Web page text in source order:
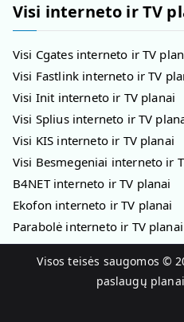
Visi interneto ir TV
Visi Cgates interneto ir TV
Visi Fastlink interneto ir TV
Visi Init interneto ir TV planai
Visi Splius interneto ir TV
Visi KIS interneto ir TV planai
Visi Besmegeniai interneto ir
B4NET interneto ir TV planai
Ekofon interneto ir TV planai
Parabolė interneto ir TV planai
Visos teisės saugomos ©
paslaugų